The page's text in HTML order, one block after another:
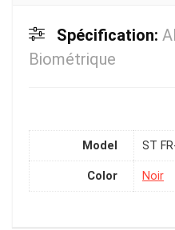
Spécification:
Biométrique
Model ST
Color Noir